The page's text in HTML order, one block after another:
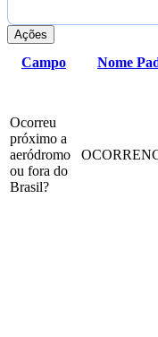
Ações
Campo Nome
Ocorreu
próximo a
aeródromo
ou fora do
Brasil?